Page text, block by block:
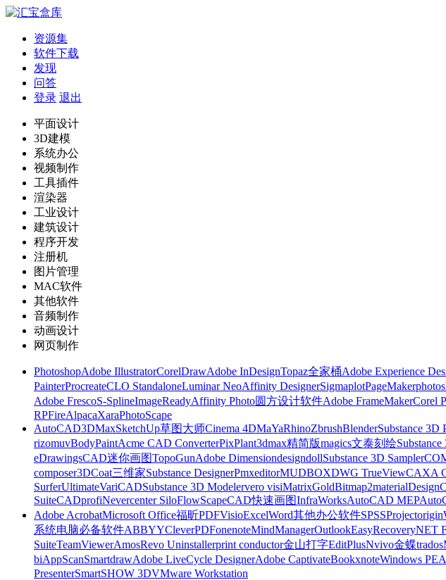
资源集
软件下载
发现
问答
登录 退出
平面设计
3D建模
系统办公
视频制作
工具插件
渲染器
工业设计
建筑设计
程序开发
注册机
图片管理
MAC软件
其他软件
音频制作
动画设计
网页制作
PhotoshopAdobe IllustratorCorelDrawAdobe InDesignTopaz全家桶Adobe Experience
PainterProcreateCLO StandaloneLuminar NeoAffinity DesignerSigmaplotPageMaker
Adobe FrescoS-SplineImageReadyAffinity Photo圆方设计软件Adobe FrameMakerCorel
RPFireAlpacaXaraPhotoScape
AutoCAD3DMaxSketchUp草图大师Cinema 4DMaYaRhinoZbrushBlenderSubstance 3D
rizomuvBodyPaintAcme CAD ConverterPixPlant3dmax精简版magics文泰刻绘
eDrawingsCAD迷你画图TopoGunAdobe DimensiondesigndollSubstance 3D Sampler
composer3DCoat三维家Substance DesignerPmxeditorMUDBOXDWG TrueViewCAXA
SurferUltimateVariCADSubstance 3D Modelervero visiMatrixGoldBitmap2material
SuiteCADprofiNevercenter SiloFlowScapeCAD快速画图InfraWorksAutoCAD MEP
Adobe AcrobatMicrosoft Office福昕PDFVisioExcelWord其他办公软件SPSSProjectorigin
系统电脑必备软件ABBYYCleverPDFonenoteMindManagerOutlookEasyRecoveryNET
SuiteTeamViewerAmosRevo Uninstallerprint conductor金山打字EditPlusNvivo金蝶trados
biAppScanSmartdrawAdobe LiveCycle DesignerAdobe CaptivateBookxnoteWindows PE
PresenterSmartSHOW 3DVMware Workstation